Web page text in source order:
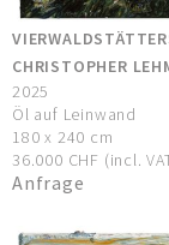
CHRISTOPHER
2025
Öl auf Leinwand
180 x 240 cm
36.000 CHF (incl.
Anfrage